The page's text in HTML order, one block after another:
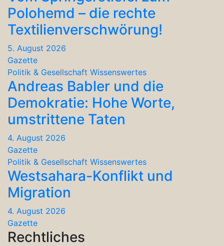
Polohemd – die rechte
Textilienverschwörung!
5. August 2026
Gazette
Politik & Gesellschaft Wissenswertes
Andreas Babler und die
Demokratie: Hohe Worte,
umstrittene Taten
4. August 2026
Gazette
Politik & Gesellschaft Wissenswertes
Westsahara-Konflikt und
Migration
4. August 2026
Gazette
Rechtliches